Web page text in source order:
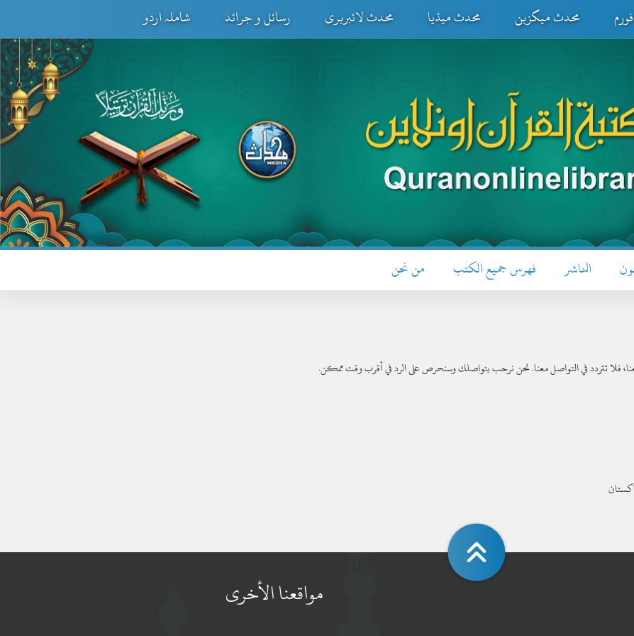
محدث میگزین محدث میڈیا محدث لائبریری رسائل و جرائد شاملہ اردو
الناشر فهرس جميع الكتب من نحن
فلا تتردد في التواصل معنا. نحن نرحب بتواصلك وسنحرص على الرد في أقرب وقت ممكن.
مواقعنا الأخرى